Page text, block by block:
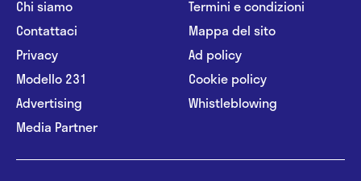
Chi siamo
Contattaci
Privacy
Modello 231
Advertising
Media Partner
Termini e condizioni
Mappa del sito
Ad policy
Cookie policy
Whistleblowing